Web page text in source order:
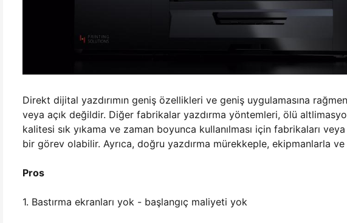
Direkt dijital yazdırımın geniş özellikleri ve geniş uygulamasına
veya açık değildir. Diğer fabrikalar yazdırma yöntemleri, ölü
kalitesi sık yıkama ve zaman boyunca kullanılması için fabrikaları
bir görev olabilir. Ayrıca, doğru yazdırma mürekkeple, ekipmanlarla ve
Pros
1. Bastırma ekranları yok - başlangıç maliyeti yok